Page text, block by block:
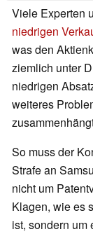
Viele Experten
niedrigen
was den
ziemlich unter
niedrigen
weiteres
So muss der
Strafe an
nicht um
Klagen, wie es
ist, sondern um